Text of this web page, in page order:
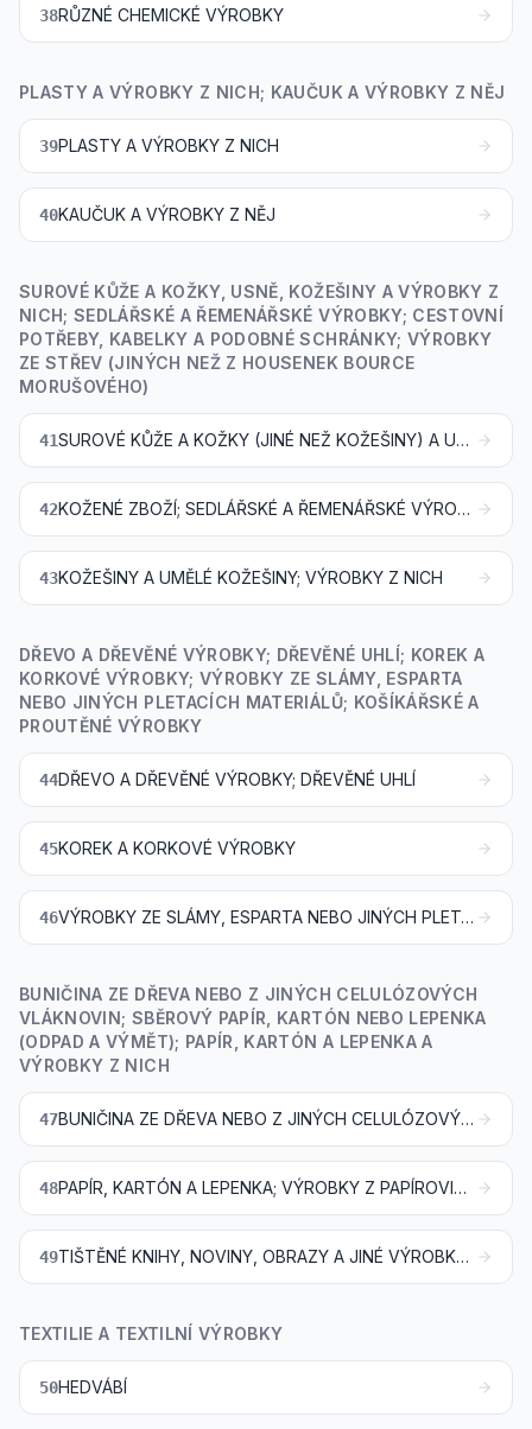
38RŮZNÉ CHEMICKÉ VÝROBKY
PLASTY A VÝROBKY Z NICH; KAUČUK A VÝROBKY Z NĚJ
39PLASTY A VÝROBKY Z NICH
40KAUČUK A VÝROBKY Z NĚJ
SUROVÉ KŮŽE A KOŽKY, USNĚ, KOŽEŠINY A VÝROBKY Z
NICH; SEDLÁŘSKÉ A ŘEMENÁŘSKÉ VÝROBKY; CESTOVNÍ
POTŘEBY, KABELKY A PODOBNÉ SCHRÁNKY; VÝROBKY
ZE STŘEV (JINÝCH NEŽ Z HOUSENEK BOURCE
MORUŠOVÉHO)
41 SUROVÉ KŮŽE A KOŽKY (JINÉ NEŽ KOŽEŠINY) A USNĚ
42 KOŽENÉ ZBOŽÍ; SEDLÁŘSKÉ A ŘEMENÁŘSKÉ VÝROBKY; CESTOVNÍ POTŘEBY, KABELKY A PODOBNÉ SCHRÁNKY; VÝROBKY ZE STŘEV (JINÝCH NEŽ Z HOUSENEK BOURCE MORUŠOVÉHO)
43KOŽEŠINY A UMĚLÉ KOŽEŠINY; VÝROBKY Z NICH
DŘEVO A DŘEVĚNÉ VÝROBKY; DŘEVĚNÉ UHLÍ; KOREK A
KORKOVÉ VÝROBKY; VÝROBKY ZE SLÁMY, ESPARTA
NEBO JINÝCH PLETACÍCH MATERIÁLŮ; KOŠÍKÁŘSKÉ A
PROUTĚNÉ VÝROBKY
44DŘEVO A DŘEVĚNÉ VÝROBKY; DŘEVĚNÉ UHLÍ
45KOREK A KORKOVÉ VÝROBKY
46 VÝROBKY ZE SLÁMY, ESPARTA NEBO JINÝCH PLETACÍCH MATERIÁLŮ; KOŠÍKÁŘSKÉ A PROUTĚNÉ VÝROBKY
BUNIČINA ZE DŘEVA NEBO Z JINÝCH CELULÓZOVÝCH
VLÁKNOVIN; SBĚROVÝ PAPÍR, KARTÓN NEBO LEPENKA
(ODPAD A VÝMĚT); PAPÍR, KARTÓN A LEPENKA A
VÝROBKY Z NICH
47 BUNIČINA ZE DŘEVA NEBO Z JINÝCH CELULÓZOVÝCH VLÁKNOVIN; SBĚROVÝ PAPÍR, KARTÓN NEBO LEPENKA (ODPAD A VÝMĚT)
48 PAPÍR, KARTÓN A LEPENKA; VÝROBKY Z PAPÍROVINY, PAPÍRU, KARTÓNU NEBO LEPENKY
49 TIŠTĚNÉ KNIHY, NOVINY, OBRAZY A JINÉ VÝROBKY POLYGRAFICKÉHO PRŮMYSLU; RUKOPISY, STROJOPISY A PLÁNY
TEXTILIE A TEXTILNÍ VÝROBKY
50HEDVÁBÍ